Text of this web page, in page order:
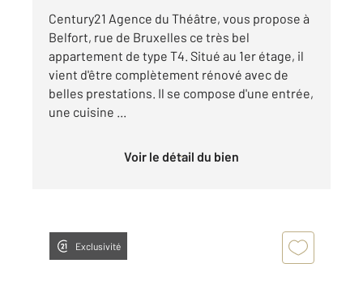
Century21 Agence du Théâtre, vous propose à
Belfort, rue de Bruxelles ce très bel
appartement de type T4. Situé au 1er étage, il
vient d'être complètement rénové avec de
belles prestations. Il se compose d'une entrée,
une cuisine ...
Voir le détail du bien
Exclusivité